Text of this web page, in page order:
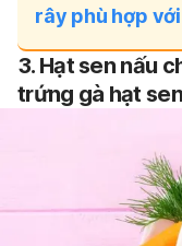
rây phù hợp
3. Hạt sen nấu
trứng gà hạt